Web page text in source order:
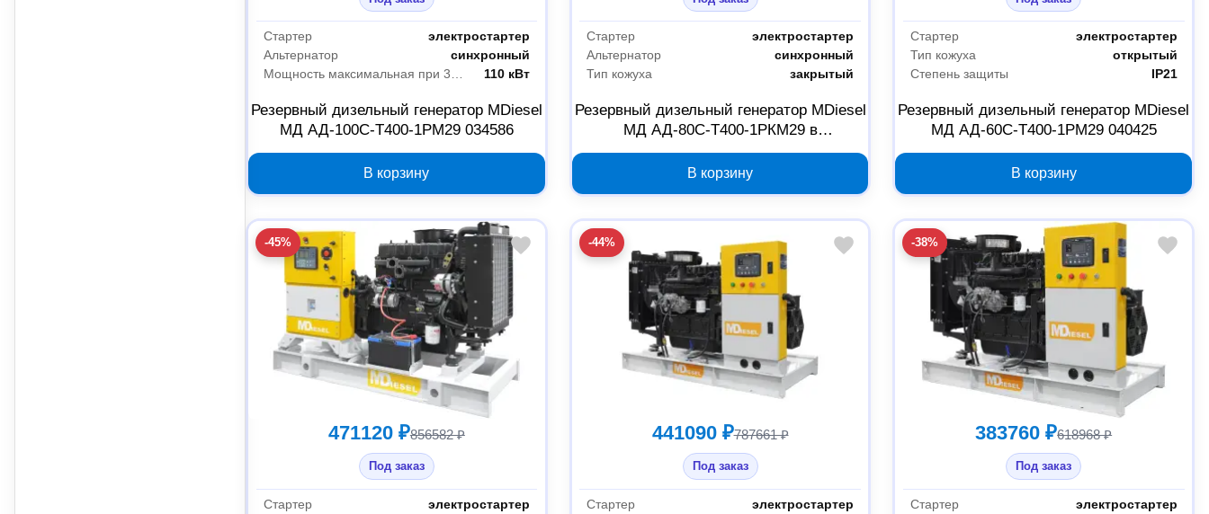
Стартер
электростартер
Альтернатор
синхронный
110 кВт
Резервный дизельный генератор MDiesel
МД АД-100С-Т400-1РМ29 034586
В корзину
Стартер
электростартер
Альтернатор
синхронный
Тип кожуха
закрытый
Резервный дизельный генератор MDiesel
МД АД-80С-Т400-1РКМ29 в
шумозащитном кожухе 040426
В корзину
Стартер
электростартер
Тип кожуха
открытый
Степень защиты
IP21
Резервный дизельный генератор MDiesel
МД АД-60С-Т400-1РМ29 040425
В корзину
-45%
471120 ₽856582 ₽
Под заказ
Стартер
электростартер
-44%
441090 ₽787661 ₽
Под заказ
Стартер
электростартер
-38%
383760 ₽618968 ₽
Под заказ
Стартер
электростартер